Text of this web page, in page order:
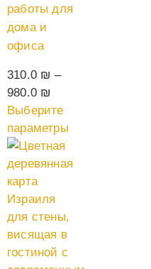
работы для
дома и
офиса
310.0 ₪ –
980.0 ₪
Выберите
параметры